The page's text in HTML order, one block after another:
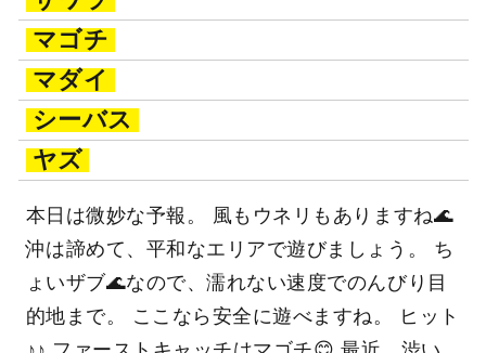
マゴチ
マダイ
シーバス
ヤズ
本日は微妙な予報。 風もウネリもありますね🌊
沖は諦めて、平和なエリアで遊びましょう。 ち
ょいザブ🌊なので、濡れない速度でのんびり目
的地まで。 ここなら安全に遊べますね。 ヒット